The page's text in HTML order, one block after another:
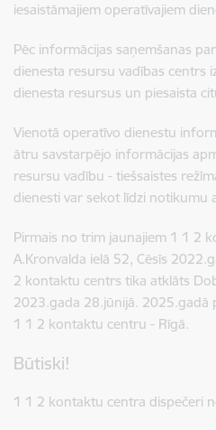
iesaistāmajiem operatīvajiem
Pēc informācijas saņemšanas
dienesta resursu vadības centrs
dienesta resursus un piesaista
Vienotā operatīvo dienestu
ātru savstarpējo informācijas
resursu vadību - tiešsaistes
dienesti var sekot līdzi notikumu
Pirmais no trim jaunajiem 1 1 2
A.Kronvalda ielā 52, Cēsīs
2 kontaktu centrs tika atklāts
2023.gada 28.jūnijā. 2025.gadā
1 1 2 kontaktu centru - Rīgā.
Būtiski!
1 1 2 kontaktu centra dispečeri